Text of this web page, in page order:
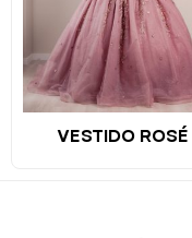
VESTIDO ROSÉ